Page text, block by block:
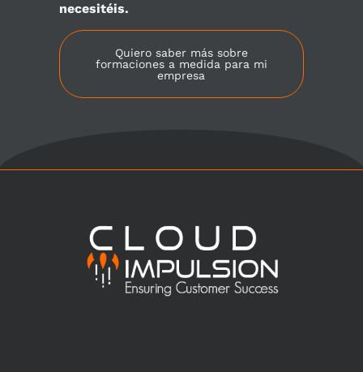
necesitéis.
Quiero saber más sobre
formaciones a medida para mi
empresa